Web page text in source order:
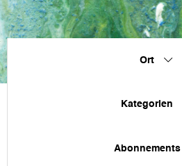
Ort
Kategorien
Abonnements